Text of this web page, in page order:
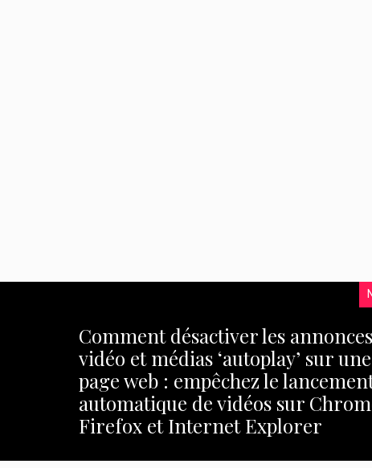
Comment désactiver les
vidéo et médias ‘autoplay’ sur une
page web : empêchez le
automatique de vidéos sur
Firefox et Internet Explorer